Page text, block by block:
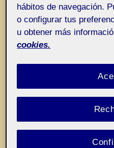
hábitos de navegación.
o configurar tus
u obtener más
cookies.